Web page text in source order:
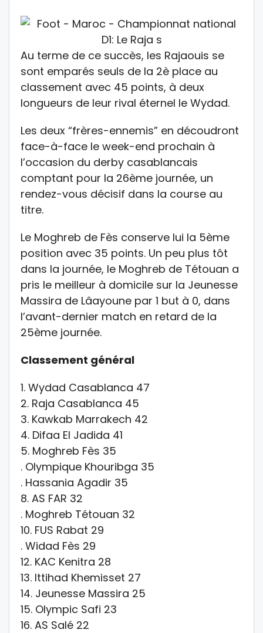
Au terme de ce succès, les Rajaouis se
sont emparés seuls de la 2è place au
classement avec 45 points, à deux
longueurs de leur rival éternel le Wydad.
Les deux “frères-ennemis” en découdront
face-à-face le week-end prochain à
l’occasion du derby casablancais
comptant pour la 26ème journée, un
rendez-vous décisif dans la course au
titre.
Le Moghreb de Fès conserve lui la 5ème
position avec 35 points. Un peu plus tôt
dans la journée, le Moghreb de Tétouan a
pris le meilleur à domicile sur la Jeunesse
Massira de Lâayoune par 1 but à 0, dans
l’avant-dernier match en retard de la
25ème journée.
Classement général
1. Wydad Casablanca 47
2. Raja Casablanca 45
3. Kawkab Marrakech 42
4. Difaa El Jadida 41
5. Moghreb Fès 35
. Olympique Khouribga 35
. Hassania Agadir 35
8. AS FAR 32
. Moghreb Tétouan 32
10. FUS Rabat 29
. Widad Fès 29
12. KAC Kenitra 28
13. Ittihad Khemisset 27
14. Jeunesse Massira 25
15. Olympic Safi 23
16. AS Salé 22